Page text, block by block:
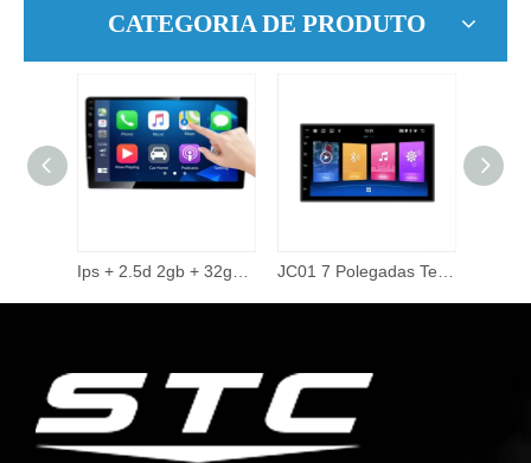
CATEGORIA DE PRODUTO